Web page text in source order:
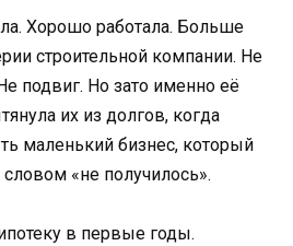
Хорошо работала. Больше
строительной компании. Не
подвиг. Но зато именно её
их из долгов, когда
маленький бизнес, который
«не получилось».
в первые годы.